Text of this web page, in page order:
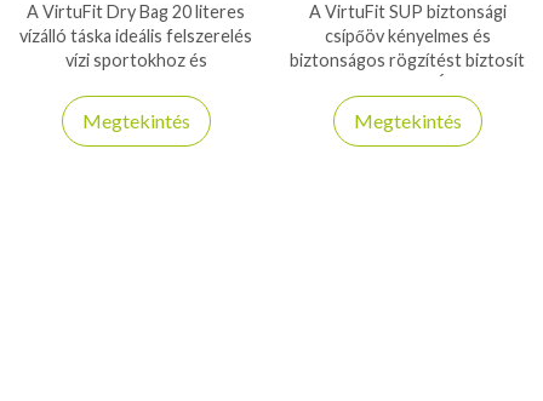
A VirtuFit Dry Bag 20 literes
vízálló táska ideális felszerelés
vízi sportokhoz és
a víztől, homoktól és kosztól.
Megtekintés
A VirtuFit SUP biztonsági
csípőöv kényelmes és
biztonságos rögzítést biztosít
pánttal és erős rögzítéssel a
stabilitásért.
Megtekintés